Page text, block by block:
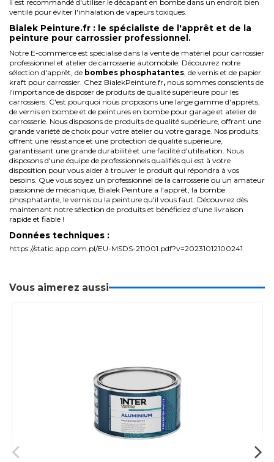
Il est recommandé d'utiliser le décapant en bombe dans un endroit bien
ventilé pour éviter l'inhalation de vapeurs toxiques.
Bialek Peinture.fr : le spécialiste de l'apprêt et de la
peinture pour carrossier professionnel.
Notre E-commerce est spécialisé dans la vente de matériel pour carrossier
professionnel et atelier de carrosserie automobile. Découvrez notre
sélection d'apprêt, de bombes phosphatantes, de vernis et de papier
kraft pour carrossier. Chez BialekPeinture.fr, nous sommes conscients de
l'importance de disposer de produits de qualité supérieure pour les
carrossiers. C'est pourquoi nous proposons une large gamme d'apprêts,
de vernis en bombe et de peintures en bombe pour garage et atelier de
carrosserie. Nous disposons de produits de qualité supérieure, offrant une
grande variété de choix pour votre atelier ou votre garage. Nos produits
offrent une résistance et une protection de qualité supérieure,
garantissant une grande durabilité et une facilité d'utilisation. Nous
disposons d'une équipe de professionnels qualifiés qui est à votre
disposition pour vous aider à trouver le produit qui répondra à vos
besoins. Que vous soyez un professionnel de la carrosserie ou un amateur
passionné de mécanique, Bialek Peinture a l'apprêt, la bombe
phosphatante, le vernis ou la peinture qu'il vous faut. Découvrez dès
maintenant notre sélection de produits et bénéficiez d'une livraison
rapide et fiable !
Données techniques :
https://static.app.com.pl/EU-MSDS-211001.pdf?v=20231012100241
Vous aimerez aussi